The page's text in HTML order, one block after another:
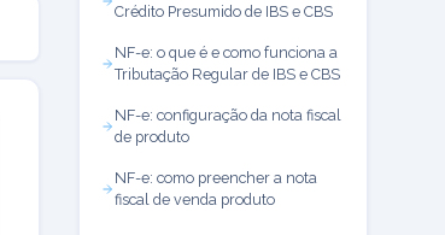
Crédito Presumido de IBS e CBS
NF-e: o que é e como funciona a
Tributação Regular de IBS e CBS
NF-e: configuração da nota fiscal
de produto
NF-e: como preencher a nota
fiscal de venda produto